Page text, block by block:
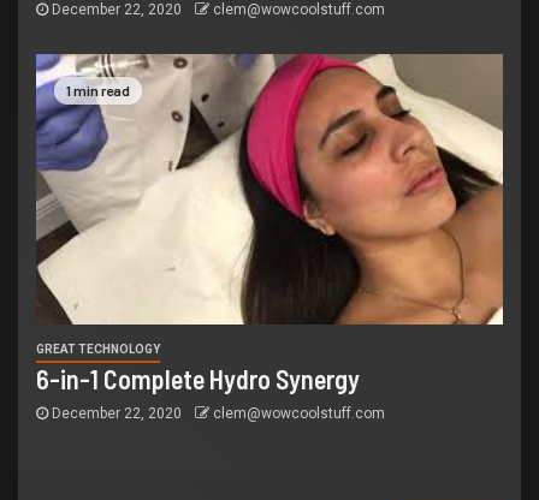
December 22, 2020 clem@wowcoolstuff.com
1 min read
GREAT TECHNOLOGY
6-in-1 Complete Hydro Synergy
December 22, 2020 clem@wowcoolstuff.com